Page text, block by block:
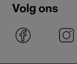
Volg ons